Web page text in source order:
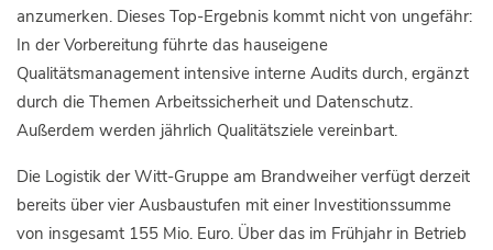
anzumerken. Dieses Top-Ergebnis kommt nicht von ungefähr:
In der Vorbereitung führte das hauseigene
Qualitätsmanagement intensive interne Audits durch, ergänzt
durch die Themen Arbeitssicherheit und Datenschutz.
Außerdem werden jährlich Qualitätsziele vereinbart.
Die Logistik der Witt-Gruppe am Brandweiher verfügt derzeit
bereits über vier Ausbaustufen mit einer Investitionssumme
von insgesamt 155 Mio. Euro. Über das im Frühjahr in Betrieb